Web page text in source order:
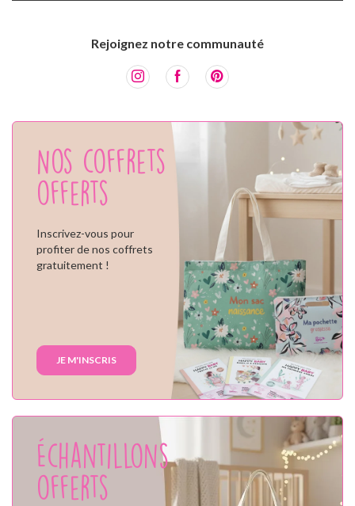
Rejoignez notre communauté
Nos coffrets
offerts
Inscrivez-vous pour
profiter de nos coffrets
gratuitement !
JE M'INSCRIS
Échantillons
offerts